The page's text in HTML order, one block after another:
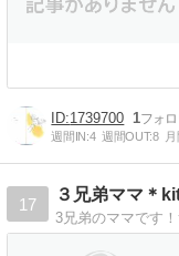
1739700 1
週間IN:4 週間OUT:8
17
３兄弟ママ＊